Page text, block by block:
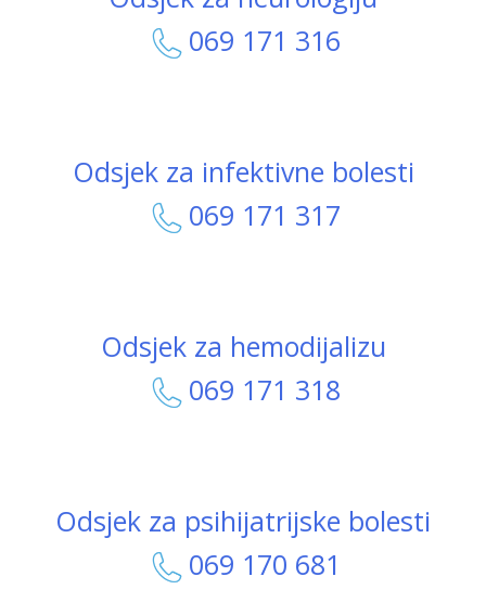
069 171 316
Odsjek za infektivne bolesti
069 171 317
Odsjek za hemodijalizu
069 171 318
Odsjek za psihijatrijske bolesti
069 170 681